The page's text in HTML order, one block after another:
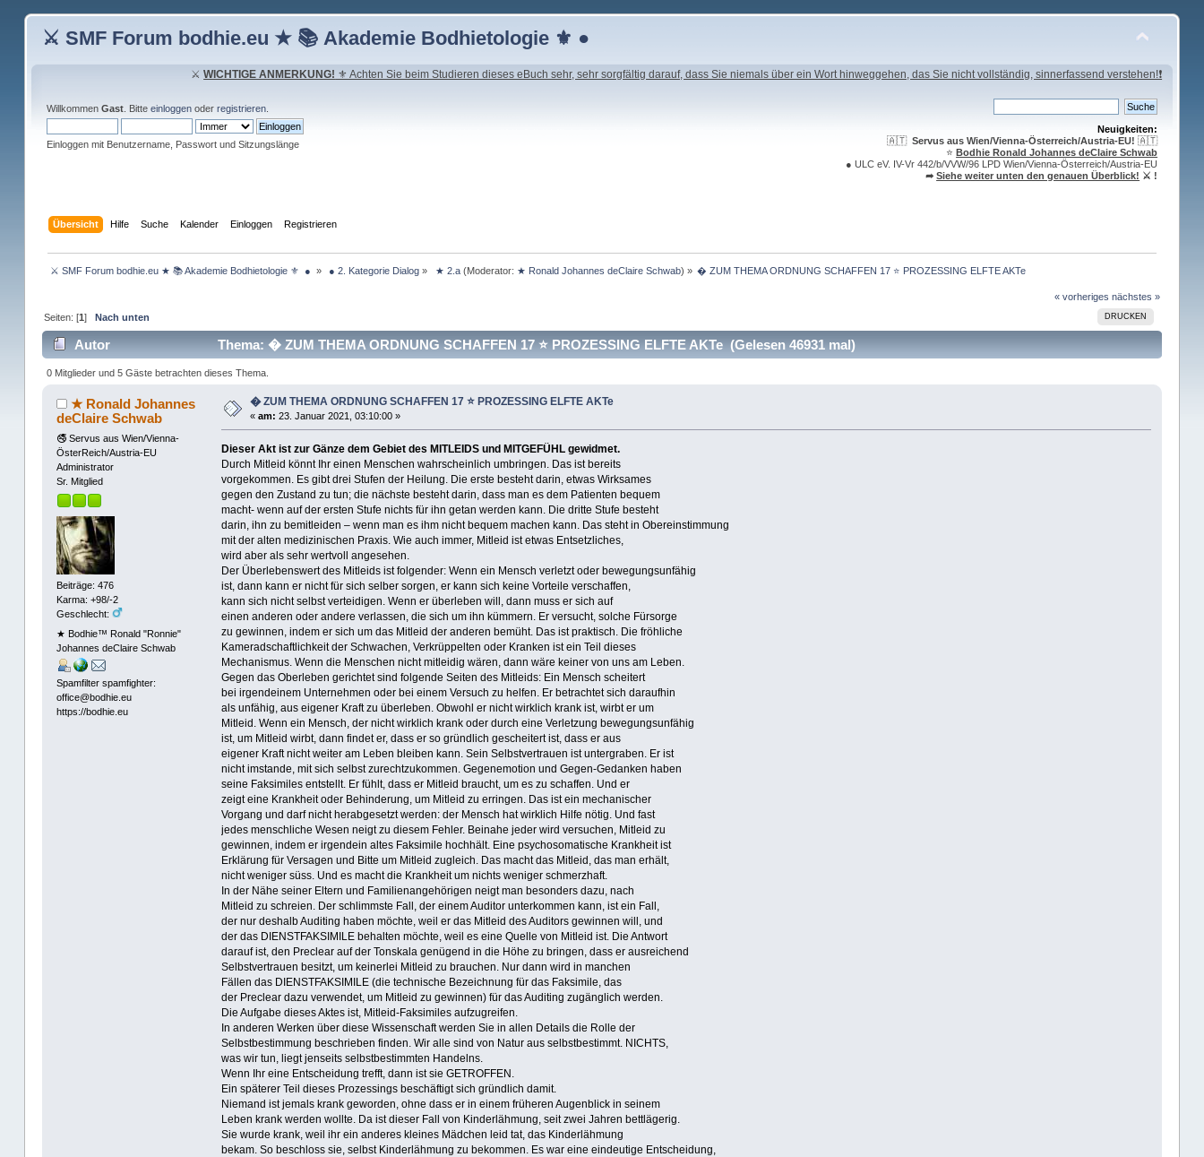
⚔ SMF Forum bodhie.eu ★ 📚 Akademie Bodhietologie ⚜ ●
⚔WICHTIGE ANMERKUNG! ⚜ Achten Sie beim Studieren dieses eBuch sehr, sehr sorgfältig darauf, dass Sie niemals über ein Wort hinweggehen, das Sie nicht vollständig, sinnerfassend verstehen!❗
Willkommen Gast. Bitte einloggenoder registrieren.
Einloggen mit Benutzername, Passwort und Sitzungslänge
Neuigkeiten:
🇦🇹Servus aus Wien/Vienna-Österreich/Austria-EU! 🇦🇹
⭐️Bodhie Ronald Johannes deClaire Schwab
● ULC eV. IV-Vr 442/b/VVW/96 LPD Wien/Vienna-Österreich/Austria-EU
➦Siehe weiter unten den genauen Überblick! ⚔ !
Übersicht Hilfe Suche Kalender Einloggen Registrieren
⚔ SMF Forum bodhie.eu ★ 📚 Akademie Bodhietologie ⚜  ● » ● 2. Kategorie Dialog » ★ 2.a(Moderator: ★ Ronald Johannes deClaire Schwab) » � ZUM THEMA ORDNUNG SCHAFFEN 17 ⭐️ PROZESSING ELFTE AKTe
« vorheriges nächstes »
DRUCKEN
Seiten: [1]Nach unten
Autor Thema: � ZUM THEMA ORDNUNG SCHAFFEN 17 ⭐️ PROZESSING ELFTE AKTe (Gelesen 46931 mal)
0 Mitglieder und 5 Gäste betrachten dieses Thema.
★ Ronald Johannes
deClaire Schwab
🚭 Servus aus Wien/Vienna-
ÖsterReich/Austria-EU
Administrator
Sr. Mitglied
Beiträge: 476
Karma: +98/-2
Geschlecht:
★ Bodhie™ Ronald "Ronnie"
Johannes deClaire Schwab
Spamfilter spamfighter:
office@bodhie.eu
https://bodhie.eu
� ZUM THEMA ORDNUNG SCHAFFEN 17 ⭐️ PROZESSING ELFTE AKTe
« am: 23. Januar 2021, 03:10:00 »
Dieser Akt ist zur Gänze dem Gebiet des MITLEIDS und MITGEFÜHL gewidmet.
Durch Mitleid könnt Ihr einen Menschen wahrscheinlich umbringen. Das ist bereits
vorgekommen. Es gibt drei Stufen der Heilung. Die erste besteht darin, etwas Wirksames
gegen den Zustand zu tun; die nächste besteht darin, dass man es dem Patienten bequem
macht- wenn auf der ersten Stufe nichts für ihn getan werden kann. Die dritte Stufe besteht
darin, ihn zu bemitleiden – wenn man es ihm nicht bequem machen kann. Das steht in Obereinstimmung
mit der alten medizinischen Praxis. Wie auch immer, Mitleid ist etwas Entsetzliches,
wird aber als sehr wertvoll angesehen.
Der Überlebenswert des Mitleids ist folgender: Wenn ein Mensch verletzt oder bewegungsunfähig
ist, dann kann er nicht für sich selber sorgen, er kann sich keine Vorteile verschaffen,
kann sich nicht selbst verteidigen. Wenn er überleben will, dann muss er sich auf
einen anderen oder andere verlassen, die sich um ihn kümmern. Er versucht, solche Fürsorge
zu gewinnen, indem er sich um das Mitleid der anderen bemüht. Das ist praktisch. Die fröhliche
Kameradschaftlichkeit der Schwachen, Verkrüppelten oder Kranken ist ein Teil dieses
Mechanismus. Wenn die Menschen nicht mitleidig wären, dann wäre keiner von uns am Leben.
Gegen das Oberleben gerichtet sind folgende Seiten des Mitleids: Ein Mensch scheitert
bei irgendeinem Unternehmen oder bei einem Versuch zu helfen. Er betrachtet sich daraufhin
als unfähig, aus eigener Kraft zu überleben. Obwohl er nicht wirklich krank ist, wirbt er um
Mitleid. Wenn ein Mensch, der nicht wirklich krank oder durch eine Verletzung bewegungsunfähig
ist, um Mitleid wirbt, dann findet er, dass er so gründlich gescheitert ist, dass er aus
eigener Kraft nicht weiter am Leben bleiben kann. Sein Selbstvertrauen ist untergraben. Er ist
nicht imstande, mit sich selbst zurechtzukommen. Gegenemotion und Gegen-Gedanken haben
seine Faksimiles entstellt. Er fühlt, dass er Mitleid braucht, um es zu schaffen. Und er
zeigt eine Krankheit oder Behinderung, um Mitleid zu erringen. Das ist ein mechanischer
Vorgang und darf nicht herabgesetzt werden: der Mensch hat wirklich Hilfe nötig. Und fast
jedes menschliche Wesen neigt zu diesem Fehler. Beinahe jeder wird versuchen, Mitleid zu
gewinnen, indem er irgendein altes Faksimile hochhält. Eine psychosomatische Krankheit ist
Erklärung für Versagen und Bitte um Mitleid zugleich. Das macht das Mitleid, das man erhält,
nicht weniger süss. Und es macht die Krankheit um nichts weniger schmerzhaft.
In der Nähe seiner Eltern und Familienangehörigen neigt man besonders dazu, nach
Mitleid zu schreien. Der schlimmste Fall, der einem Auditor unterkommen kann, ist ein Fall,
der nur deshalb Auditing haben möchte, weil er das Mitleid des Auditors gewinnen will, und
der das DIENSTFAKSIMILE behalten möchte, weil es eine Quelle von Mitleid ist. Die Antwort
darauf ist, den Preclear auf der Tonskala genügend in die Höhe zu bringen, dass er ausreichend
Selbstvertrauen besitzt, um keinerlei Mitleid zu brauchen. Nur dann wird in manchen
Fällen das DIENSTFAKSIMILE (die technische Bezeichnung für das Faksimile, das
der Preclear dazu verwendet, um Mitleid zu gewinnen) für das Auditing zugänglich werden.
Die Aufgabe dieses Aktes ist, Mitleid-Faksimiles aufzugreifen.
In anderen Werken über diese Wissenschaft werden Sie in allen Details die Rolle der
Selbstbestimmung beschrieben finden. Wir alle sind von Natur aus selbstbestimmt. NICHTS,
was wir tun, liegt jenseits selbstbestimmten Handelns.
Wenn Ihr eine Entscheidung trefft, dann ist sie GETROFFEN.
Ein späterer Teil dieses Prozessings beschäftigt sich gründlich damit.
Niemand ist jemals krank geworden, ohne dass er in einem früheren Augenblick in seinem
Leben krank werden wollte. Da ist dieser Fall von Kinderlähmung, seit zwei Jahren bettlägerig.
Sie wurde krank, weil ihr ein anderes kleines Mädchen leid tat, das Kinderlähmung
bekam. So beschloss sie, selbst Kinderlähmung zu bekommen. Es war eine eindeutige Entscheidung,